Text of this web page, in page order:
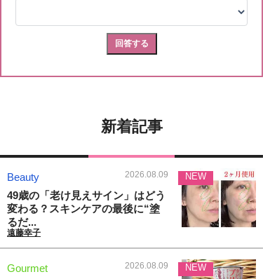
新着記事
Beauty 2026.08.09
49歳の「老け見えサイン」はどう
変わる？スキンケアの最後に“塗
るだ...
遠藤幸子
NEW
Gourmet 2026.08.09 NEW